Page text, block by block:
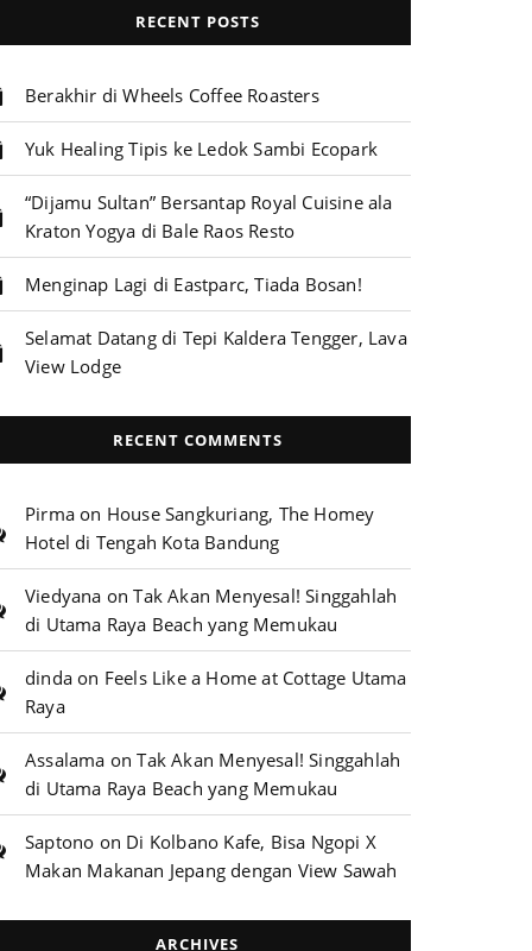
RECENT POSTS
Berakhir di Wheels Coffee Roasters
Yuk Healing Tipis ke Ledok Sambi Ecopark
“Dijamu Sultan” Bersantap Royal Cuisine ala
Kraton Yogya di Bale Raos Resto
Menginap Lagi di Eastparc, Tiada Bosan!
Selamat Datang di Tepi Kaldera Tengger, Lava
View Lodge
RECENT COMMENTS
Pirma on House Sangkuriang, The Homey
Hotel di Tengah Kota Bandung
Viedyana onTak Akan Menyesal! Singgahlah
di Utama Raya Beach yang Memukau
dinda on Feels Like a Home at Cottage Utama
Raya
Assalama onTak Akan Menyesal! Singgahlah
di Utama Raya Beach yang Memukau
Saptono on Di Kolbano Kafe, Bisa Ngopi X
Makan Makanan Jepang dengan View Sawah
ARCHIVES